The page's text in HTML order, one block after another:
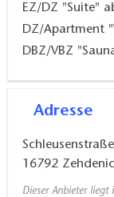
Auch ideal als
EZ/DZ "Suite"
DZ/Apartment
DBZ/VBZ
Adresse
16792
Dieser Anbieter liegt